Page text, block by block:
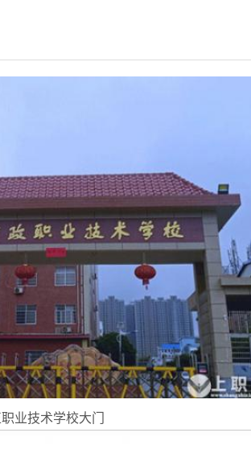
业技术学校大门